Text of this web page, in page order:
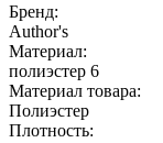
Бренд:
Author's
Материал:
полиэстер 6
Материал товара:
Полиэстер
Плотность: